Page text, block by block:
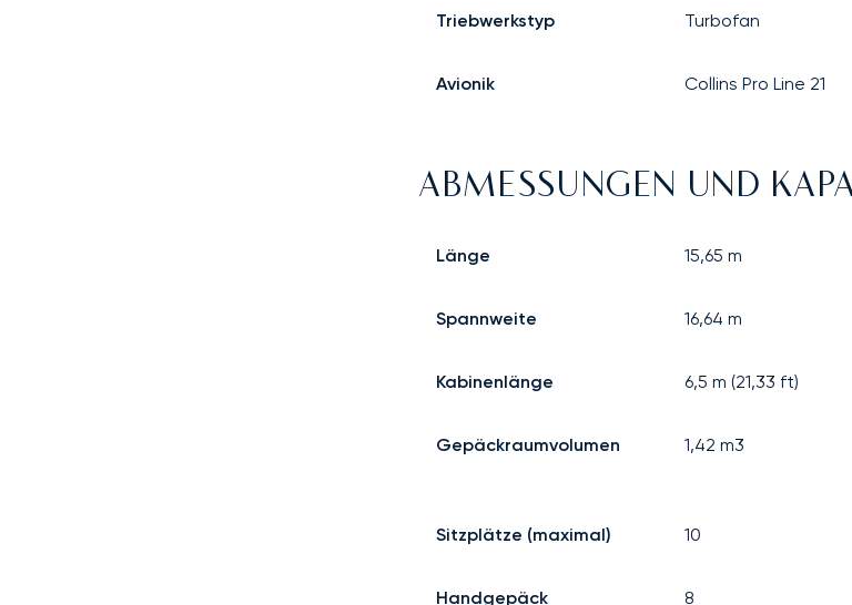
Triebwerkstyp Turbofan
Avionik Collins Pro Line 21
ABMESSUNGEN UND
Länge 15,65 m
Spannweite 16,64 m
Kabinenlänge 6,5 m (21,33 ft)
Gepäckraumvolumen 1,42 m3
Sitzplätze (maximal) 10
Handgepäck 8